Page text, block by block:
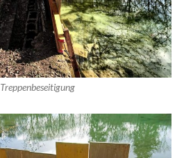
Treppenbeseitigung